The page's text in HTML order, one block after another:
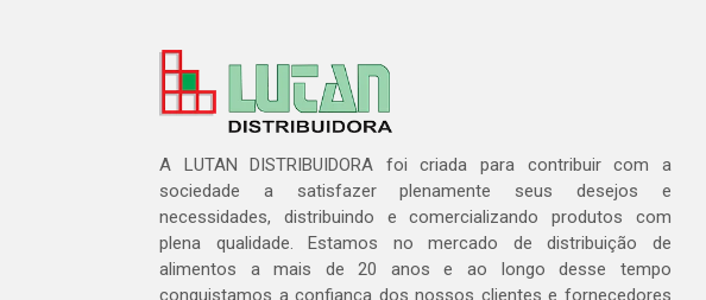
A LUTAN DISTRIBUIDORA foi criada para contribuir com a
sociedade a satisfazer plenamente seus desejos e
necessidades, distribuindo e comercializando produtos com
plena qualidade. Estamos no mercado de distribuição de
alimentos a mais de 20 anos e ao longo desse tempo
conquistamos a confiança dos nossos clientes e fornecedores